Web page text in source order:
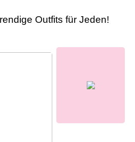
Outfits für Jeden!